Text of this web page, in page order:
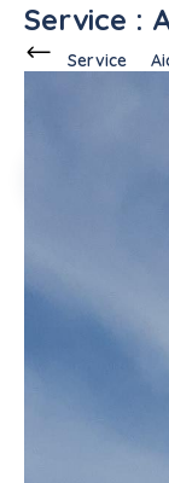
Service :
Service
Contactez moi